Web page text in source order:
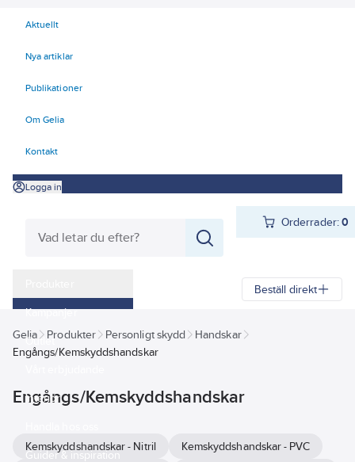
Aktuellt
Nya artiklar
Publikationer
Om Gelia
Kontakt
Logga in
Orderrader:0
Kampanjer
Outlet
Interiör
Guider & inspiration
Beställ direkt
Gelia Produkter Personligt skydd
Handskar
Engångs/Kemskyddshandskar
Engångs/Kemskyddshandskar
Kemskyddshandskar - Nitril
Kemskyddshandskar - PVC